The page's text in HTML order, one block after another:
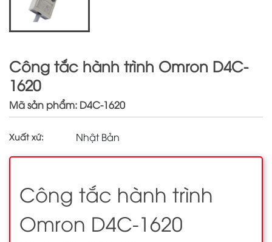
Công tắc hành trình Omron D4C-
1620
Mã sản phẩm: D4C-1620
Xuất xứ: Nhật Bản
Công tắc hành trình
Omron D4C-1620